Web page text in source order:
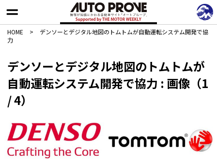
HOME >
デンソーとデジタル地図のトムトムが自動運転システム開発で協
力
デンソーとデジタル地図のトムトムが
自動運転システム開発で協力 : 画像（1
/ 4）